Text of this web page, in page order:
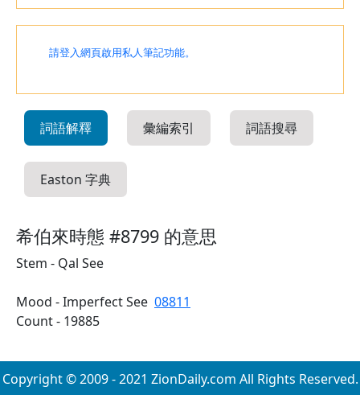
請登入網頁啟用私人筆記功能。
詞語解釋 彙編索引 詞語搜尋
Easton 字典
希伯來時態 #8799 的意思
Stem - Qal See
Mood - Imperfect See 08811
Count - 19885
Copyright © 2009 - 2021 ZionDaily.com All Rights Reserved.